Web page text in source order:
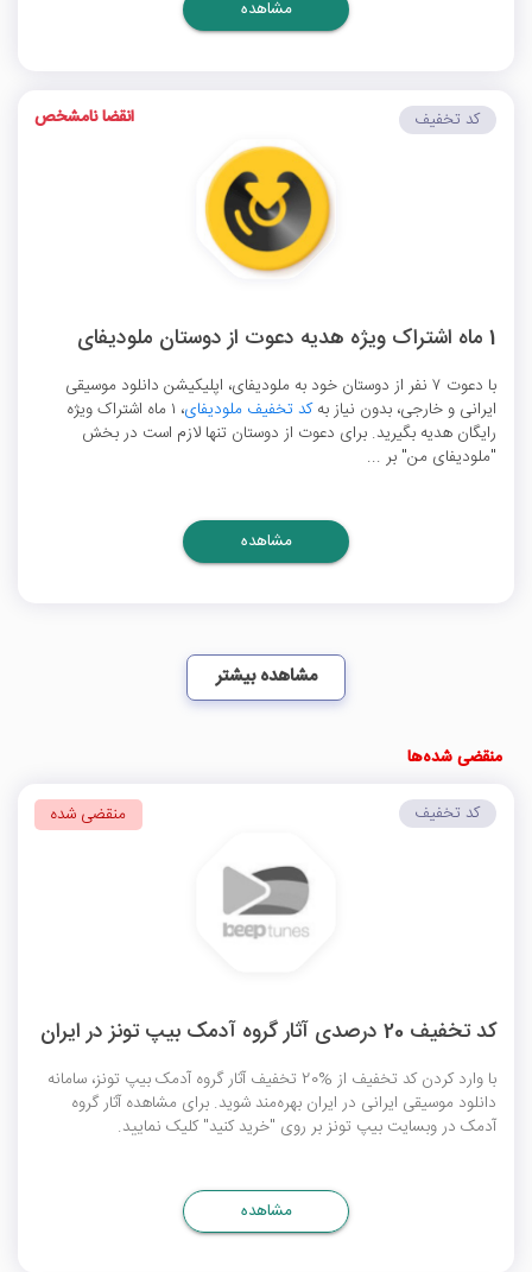
مشاهده
1 ماه اشتراک ویژه هدیه دعوت از دوستان ملودیفای
با دعوت ۷ نفر از دوستان خود به ملودیفای، اپلیکیشن دانلود موسیقی
ایرانی و خارجی، بدون نیاز بهکد تخفیف ملودیفای
، ۱ ماه اشتراک ویژه
رایگان هدیه بگیرید. برای دعوت از دوستان تنها لازم است در بخش
"ملودیفای من" بر ...
کد تخفیف انقضا نامشخص
مشاهده
مشاهده بیشتر
منقضی شده‌ها
کد تخفیف 20 درصدی آثار گروه آدمک بیپ تونز در ایران
با وارد کردن کد تخفیف از %20 تخفیف آثار گروه آدمک بیپ تونز، سامانه
دانلود موسیقی ایرانی در ایران بهره‌مند شوید. برای مشاهده آثار گروه
آدمک در وبسایت بیپ تونز بر روی "خرید کنید" کلیک نمایید.
کد تخفیف منقضی شده
مشاهده